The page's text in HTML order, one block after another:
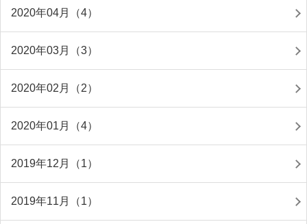
2020年04月（4）
2020年03月（3）
2020年02月（2）
2020年01月（4）
2019年12月（1）
2019年11月（1）